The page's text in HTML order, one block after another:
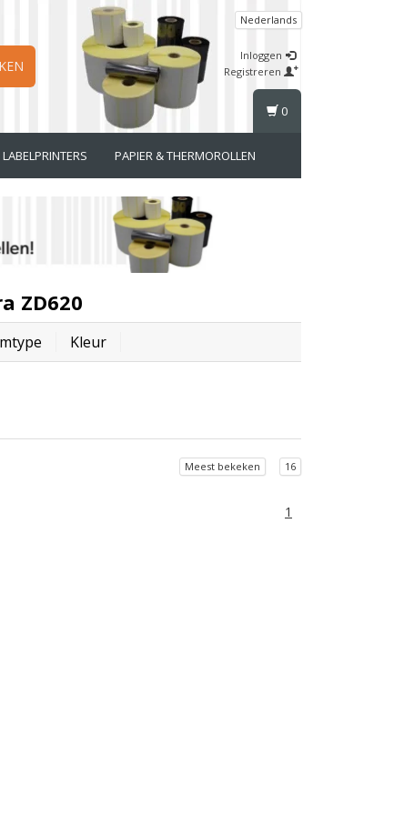
Nederlands
Inloggen
Registreren
LABELPRINTERS PAPIER & THERMOROLLEN
0
ZD620
Kleur
Meest bekeken 16
1